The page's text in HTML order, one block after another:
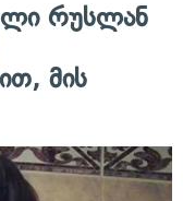
რუსლან
მის